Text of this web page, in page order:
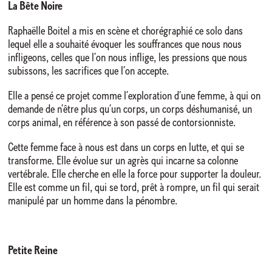
La Bête Noire
Raphaëlle Boitel a mis en scène et chorégraphié ce solo dans
lequel elle a souhaité évoquer les souffrances que nous nous
infligeons, celles que l’on nous inflige, les pressions que nous
subissons, les sacrifices que l’on accepte.
Elle a pensé ce projet comme l’exploration d’une femme, à qui on
demande de n’être plus qu’un corps, un corps déshumanisé, un
corps animal, en référence à son passé de contorsionniste.
Cette femme face à nous est dans un corps en lutte, et qui se
transforme. Elle évolue sur un agrès qui incarne sa colonne
vertébrale. Elle cherche en elle la force pour supporter la douleur.
Elle est comme un fil, qui se tord, prêt à rompre, un fil qui serait
manipulé par un homme dans la pénombre.
Petite Reine